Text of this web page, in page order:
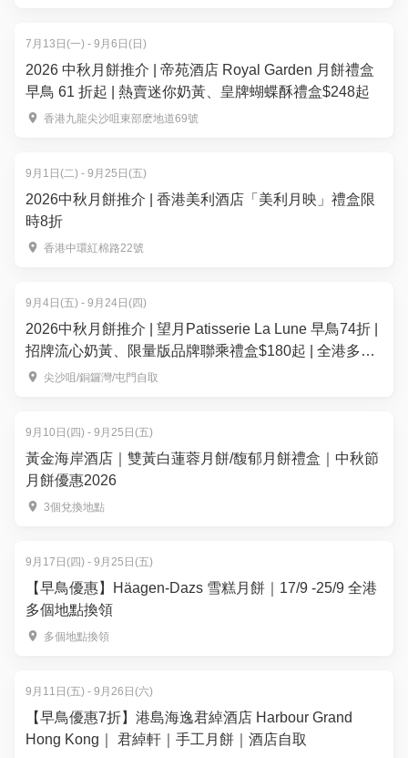
7月13日(一) - 9月6日(日)
2026 中秋月餅推介 | 帝苑酒店 Royal Garden 月餅禮盒
早鳥 61 折起 | 熱賣迷你奶黃、皇牌蝴蝶酥禮盒$248起
香港九龍尖沙咀東部麽地道69號
9月1日(二) - 9月25日(五)
2026中秋月餅推介 | 香港美利酒店「美利月映」禮盒限
時8折
香港中環紅棉路22號
9月4日(五) - 9月24日(四)
2026中秋月餅推介 | 望月Patisserie La Lune 早鳥74折 |
招牌流心奶黃、限量版品牌聯乘禮盒$180起 | 全港多區
便利換領
尖沙咀/銅鑼灣/屯門自取
9月10日(四) - 9月25日(五)
黃金海岸酒店｜雙黃白蓮蓉月餅/馥郁月餅禮盒｜中秋節
月餅優惠2026
3個兌換地點
9月17日(四) - 9月25日(五)
【早鳥優惠】Häagen-Dazs 雪糕月餅｜17/9 -25/9 全港
多個地點換領
多個地點換領
9月11日(五) - 9月26日(六)
【早鳥優惠7折】港島海逸君綽酒店 Harbour Grand
Hong Kong｜ 君綽軒｜手工月餅｜酒店自取